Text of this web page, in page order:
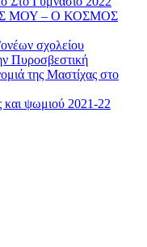
ΜΟΥ – Ο ΚΟΣΜΟΣ
σχολείου
Πυροσβεστική
της Μαστίχας στο
και ψωμιού 2021-22